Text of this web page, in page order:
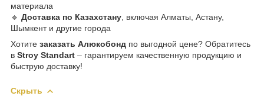
материала
🔹 Доставка по Казахстану , включая Алматы, Астану,
Шымкент и другие города
Хотите заказать Алюкобонд по выгодной цене? Обратитесь
в Stroy Standart – гарантируем качественную продукцию и
быструю доставку!
Скрыть